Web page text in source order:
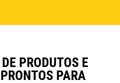
PRODUTOS E
PARA